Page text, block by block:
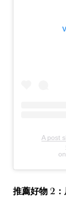
A post
on
推薦好物 2